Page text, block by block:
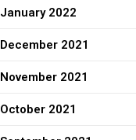
January 2022
December 2021
November 2021
October 2021